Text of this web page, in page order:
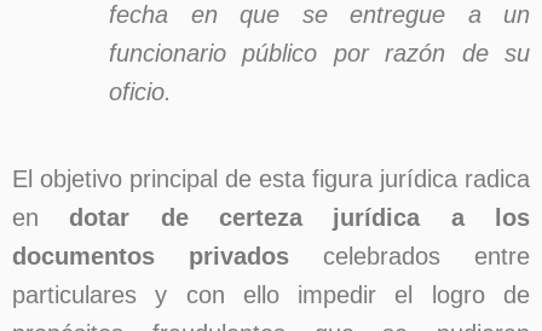
fecha en que se entregue a un
funcionario público por razón de su
oficio.
El objetivo principal de esta figura jurídica radica
en dotar de certeza jurídica a los
documentos privados celebrados entre
particulares y con ello impedir el logro de